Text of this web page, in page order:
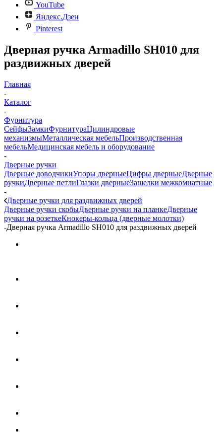
YouTube
Яндекс.Дзен
Pinterest
Дверная ручка Armadillo SH010 для
раздвижных дверей
Главная
-
Каталог
-
Фурнитура
СейфыЗамкиФурнитураЦилиндровые
механизмыМеталлическая мебельПроизводственная
мебельМедицинская мебель и оборудование
-
Дверные ручки
Дверные доводчикиУпоры дверныеЦифры дверныеДверные
ручкиДверные петлиГлазки дверныеЗащелки межкомнатные
-
Дверные ручки для раздвижных дверей
Дверные ручки скобыДверные ручки на планкеДверные
ручки на розеткеКнокеры-кольца (дверные молотки)
-Дверная ручка Armadillo SH010 для раздвижных дверей